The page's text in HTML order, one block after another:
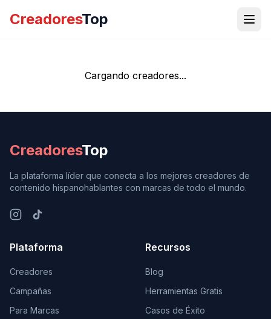
CreadoresTop
Cargando creadores...
CreadoresTop
La plataforma líder que conecta a los mejores creadores de
contenido hispanohablantes con marcas de todo el mundo.
Plataforma
Creadores
Campañas
Para Marcas
Recursos
Blog
Herramientas Gratis
Casos de Éxito